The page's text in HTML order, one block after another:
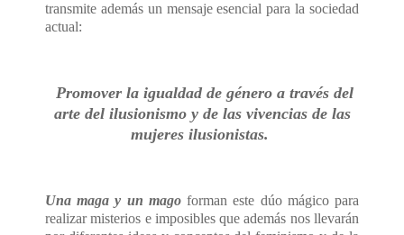
transmite además un mensaje esencial para la sociedad
actual:
Promover la igualdad de género a través del
arte del ilusionismo y de las vivencias de las
mujeres ilusionistas.
Una maga y un magoforman este dúo mágico para
realizar misterios e imposibles que además nos llevarán